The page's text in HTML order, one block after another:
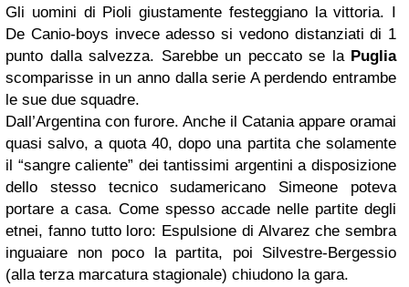
Gli uomini di Pioli giustamente festeggiano la vittoria. I
De Canio-boys invece adesso si vedono distanziati di 1
punto dalla salvezza. Sarebbe un peccato se la Puglia
scomparisse in un anno dalla serie A perdendo entrambe
le sue due squadre.
Dall’Argentina con furore. Anche il Catania appare oramai
quasi salvo, a quota 40, dopo una partita che solamente
il “sangre caliente” dei tantissimi argentini a disposizione
dello stesso tecnico sudamericano Simeone poteva
portare a casa. Come spesso accade nelle partite degli
etnei, fanno tutto loro: Espulsione di Alvarez che sembra
inguaiare non poco la partita, poi Silvestre-Bergessio
(alla terza marcatura stagionale) chiudono la gara.